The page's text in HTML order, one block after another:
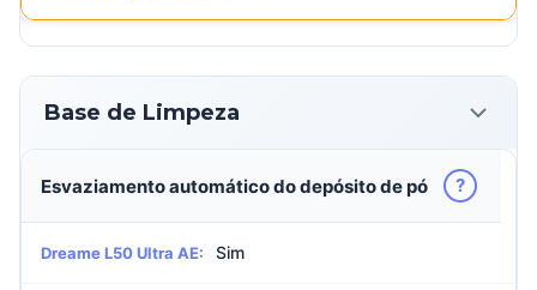
Base de Limpeza
Esvaziamento automático do depósito de pó ?
Dreame L50 Ultra AE: Sim